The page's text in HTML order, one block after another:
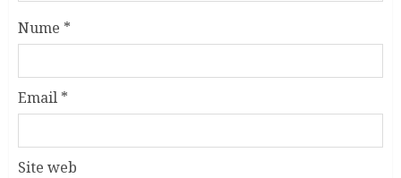
Nume *
Email *
Site web